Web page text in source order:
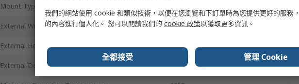
Mount Type
External Width 10.2mm
External Height 6.2mm
External Depth 20.3mm
我們的網站使用 cookie 和類似技術，以便在您瀏覽和下訂單時為您提供更好的服務
的內容進行個人化。 您可以閱讀我們的 cookie 政策以獲取更多資訊。
全都接受 管理 Cookie